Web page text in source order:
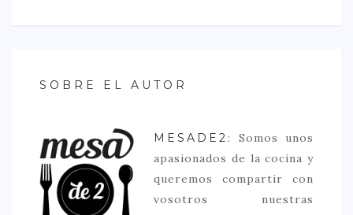
SOBRE EL AUTOR
MESADE2: Somos unos
apasionados de la cocina y
queremos compartir con
vosotros nuestras